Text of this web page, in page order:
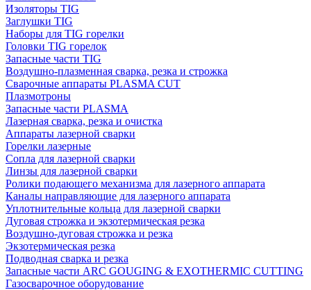
Изоляторы TIG
Заглушки TIG
Наборы для TIG горелки
Головки TIG горелок
Запасные части TIG
Воздушно-плазменная сварка, резка и строжка
Сварочные аппараты PLASMA CUT
Плазмотроны
Запасные части PLASMA
Лазерная сварка, резка и очистка
Аппараты лазерной сварки
Горелки лазерные
Сопла для лазерной сварки
Линзы для лазерной сварки
Ролики подающего механизма для лазерного аппарата
Каналы направляющие для лазерного аппарата
Уплотнительные кольца для лазерной сварки
Дуговая строжка и экзотермическая резка
Воздушно-дуговая строжка и резка
Экзотермическая резка
Подводная сварка и резка
Запасные части ARC GOUGING & EXOTHERMIC CUTTING
Газосварочное оборудование